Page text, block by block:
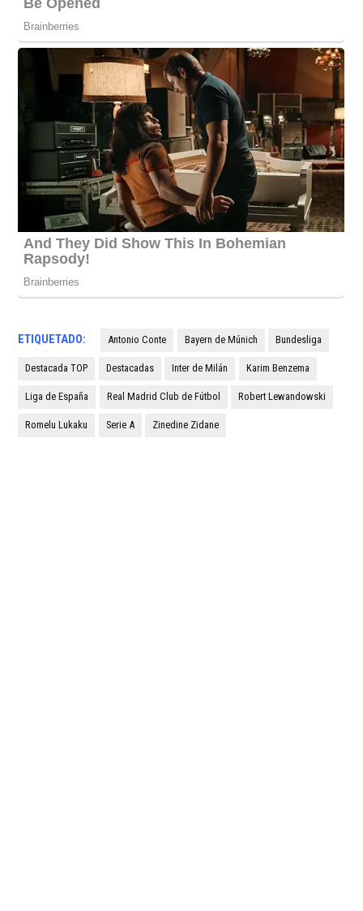
ETIQUETADO: Antonio Conte Bayern de Múnich Bundesliga
Destacada TOP Destacadas Inter de Milán Karim Benzema
Liga de España Real Madrid Club de Fútbol Robert Lewandowski
Romelu Lukaku Serie A Zinedine Zidane